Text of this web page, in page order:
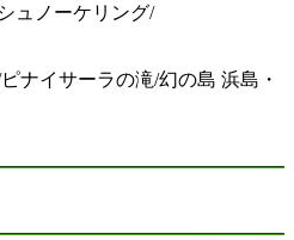
ュノーケリング/
ナイサーラの滝/幻の島 浜島・